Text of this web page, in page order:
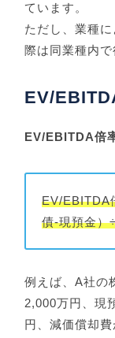
ています。
ただし、業種
際は同業種内で
EV/
EV/EBITDA倍
EV/EBITDA
債-現預金）
例えば、A社の
2,000万円、現
円、減価償却